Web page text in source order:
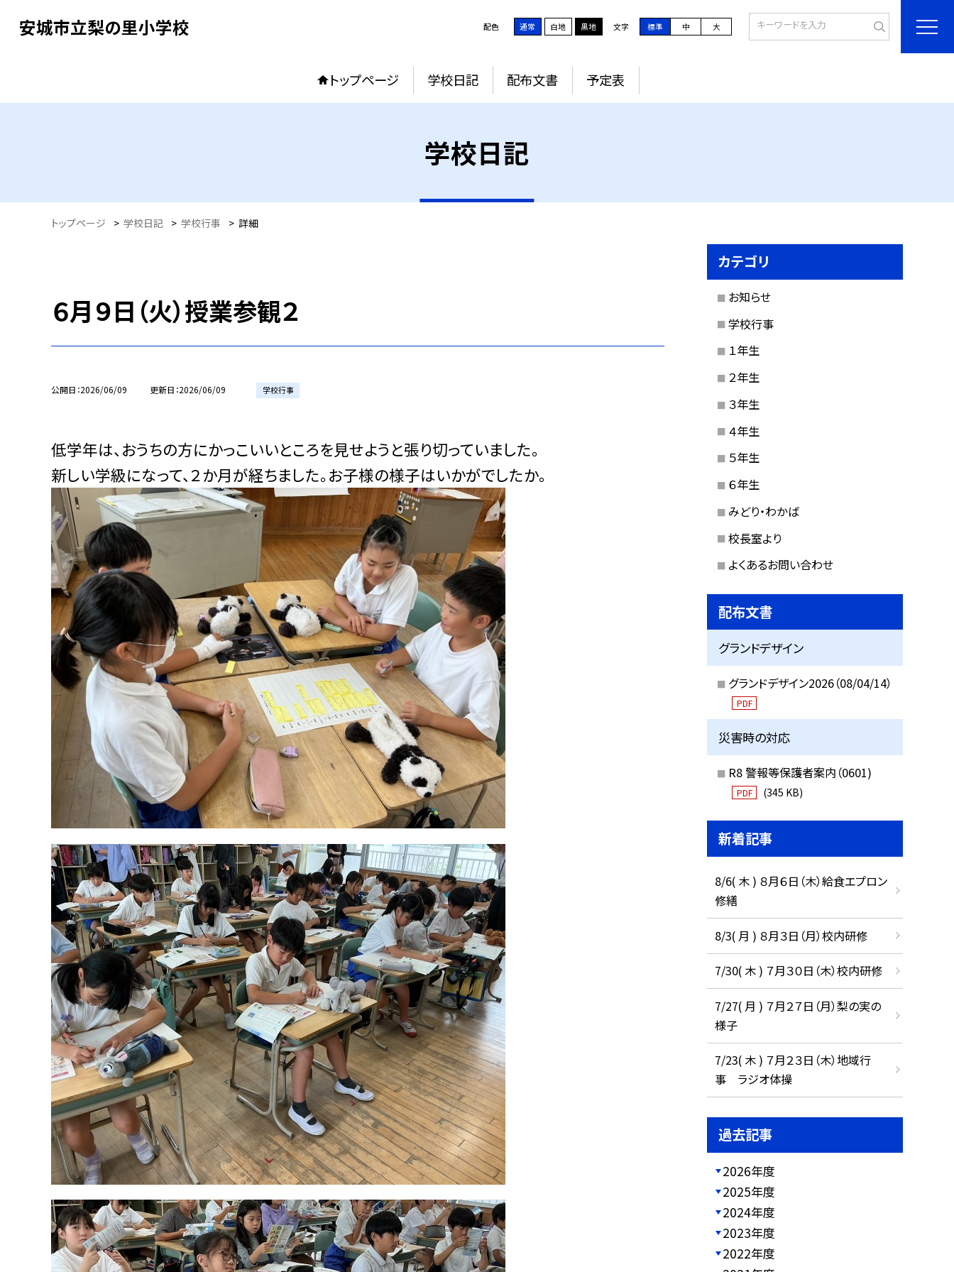
安城市立梨の里小学校 配色 通常 白地 黒地 文字 標準 中 大
トップページ 学校日記 配布文書 予定表
学校日記
トップページ > 学校日記 > 学校行事 > 詳細
６月９日（火）授業参観２
公開日 2026/06/09 更新日 2026/06/09 学校行事
低学年は、おうちの方にかっこいいところを見せようと張り切っていました。
新しい学級になって、２か月が経ちました。お子様の様子はいかがでしたか。
カテゴリ
お知らせ
学校行事
１年生
２年生
３年生
４年生
５年生
６年生
みどり・わかば
校長室より
よくあるお問い合わせ
配布文書
グランドデザイン
グランドデザイン2026（08/04/14）
PDF
災害時の対応
R8 警報等保護者案内（0601)
PDF (345 KB)
新着記事
8/6( 木 ) ８月６日（木）給食エプロン
修繕
8/3( 月 ) ８月３日（月）校内研修
7/30( 木 ) ７月３０日（木）校内研修
7/27( 月 ) ７月２７日（月）梨の実の
様子
7/23( 木 ) ７月２３日（木）地域行
事 ラジオ体操
過去記事
2026年度
2025年度
2024年度
2023年度
2022年度